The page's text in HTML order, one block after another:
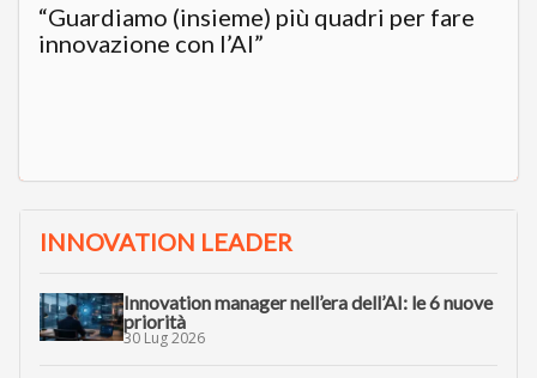
“Guardiamo (insieme) più quadri per fare
innovazione con l’AI”
INNOVATION LEADER
Innovation manager nell’era dell’AI: le 6 nuove
priorità
30 Lug 2026